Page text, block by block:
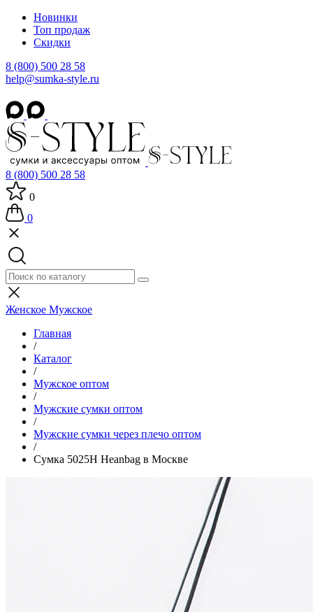
Новинки
Топ продаж
Скидки
8 (800) 500 28 58
help@sumka-style.ru
8 (800) 500 28 58
0
0
Женское Мужское
Главная
/
Каталог
/
Мужское оптом
/
Мужские сумки оптом
/
Мужские сумки через плечо оптом
/
Сумка 5025H Heanbag в Москве